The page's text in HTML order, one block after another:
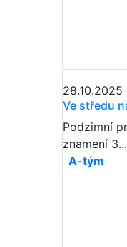
28.10.2025
Ve středu
Podzimní
znamení 3...
A-tým